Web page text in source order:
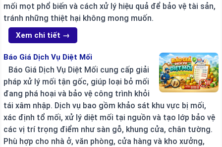
mối mọt phổ biến và cách xử lý hiệu quả để bảo vệ tài sản,
tránh những thiệt hại không mong muốn.
Xem chi tiết →
Báo Giá Dịch Vụ Diệt Mối
Báo Giá Dịch Vụ Diệt Mối cung cấp giải
pháp xử lý mối tận gốc, giúp loại bỏ mối
đang phá hoại và bảo vệ công trình khỏi
tái xâm nhập. Dịch vụ bao gồm khảo sát khu vực bị mối,
xác định tổ mối, xử lý diệt mối tại nguồn và tạo lớp bảo vệ
các vị trí trọng điểm như sàn gỗ, khung cửa, chân tường.
Phù hợp cho nhà ở, văn phòng, cửa hàng và kho xưởng,